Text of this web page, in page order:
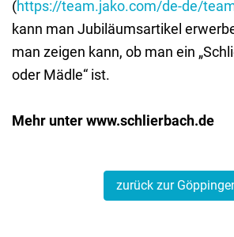
(https://team.jako.com/de-de/
kann man Jubiläumsartikel
man zeigen kann, ob man ein
oder Mädle“ ist.
Mehr unter www.schlierbach.de
zurück zur